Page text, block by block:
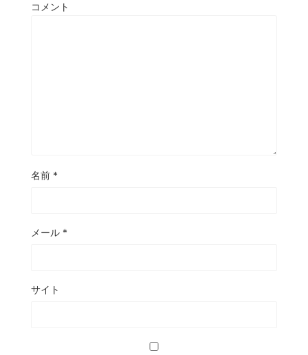
コメント
名前 *
メール *
サイト